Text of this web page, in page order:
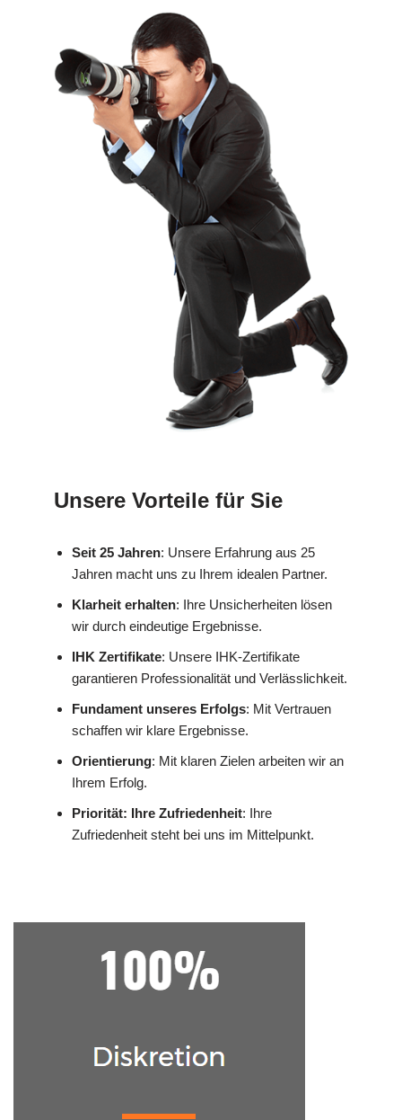
Unsere Vorteile für Sie
Seit 25 Jahren: Unsere Erfahrung aus 25
Jahren macht uns zu Ihrem idealen Partner.
Klarheit erhalten: Ihre Unsicherheiten lösen
wir durch eindeutige Ergebnisse.
IHK Zertifikate: Unsere IHK-Zertifikate
garantieren Professionalität und Verlässlichkeit.
Fundament unseres Erfolgs: Mit Vertrauen
schaffen wir klare Ergebnisse.
Orientierung: Mit klaren Zielen arbeiten wir an
Ihrem Erfolg.
Priorität: Ihre Zufriedenheit: Ihre
Zufriedenheit steht bei uns im Mittelpunkt.